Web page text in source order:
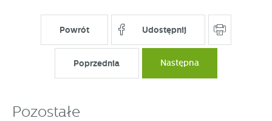
Powrót Udostępnij
Poprzednia Następna
Pozostałe